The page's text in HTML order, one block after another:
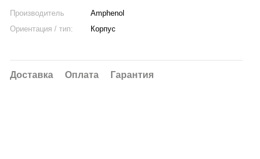
Производитель
Amphenol
Ориентация / тип:
Корпус
Доставка Оплата Гарантия